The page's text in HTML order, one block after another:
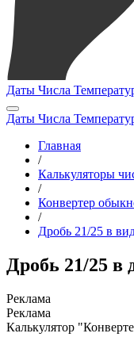
Даты Числа
Даты Числа
Главная
/
Калькуляторы
/
Конвертер
/
Дробь 21/25 в
Дробь 21/25 в
Калькулятор